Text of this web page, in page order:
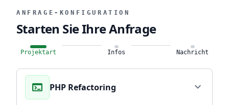
ANFRAGE-KONFIGURATION
Starten Sie Ihre Anfrage
Projektart Infos Nachricht
terminal PHP Refactoring expand_more